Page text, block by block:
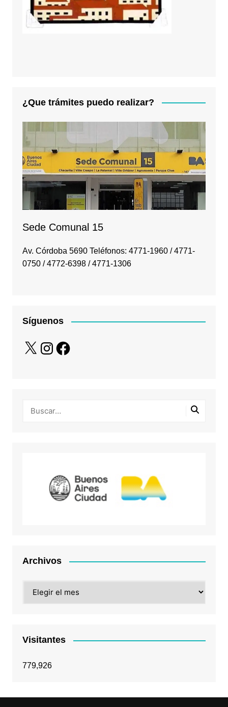
¿Que trámites puedo realizar?
Sede Comunal 15
Av. Córdoba 5690 Teléfonos: 4771-1960 / 4771-
0750 / 4772-6398 / 4771-1306
Síguenos
X InstagramFacebook
Archivos
Visitantes
779,926